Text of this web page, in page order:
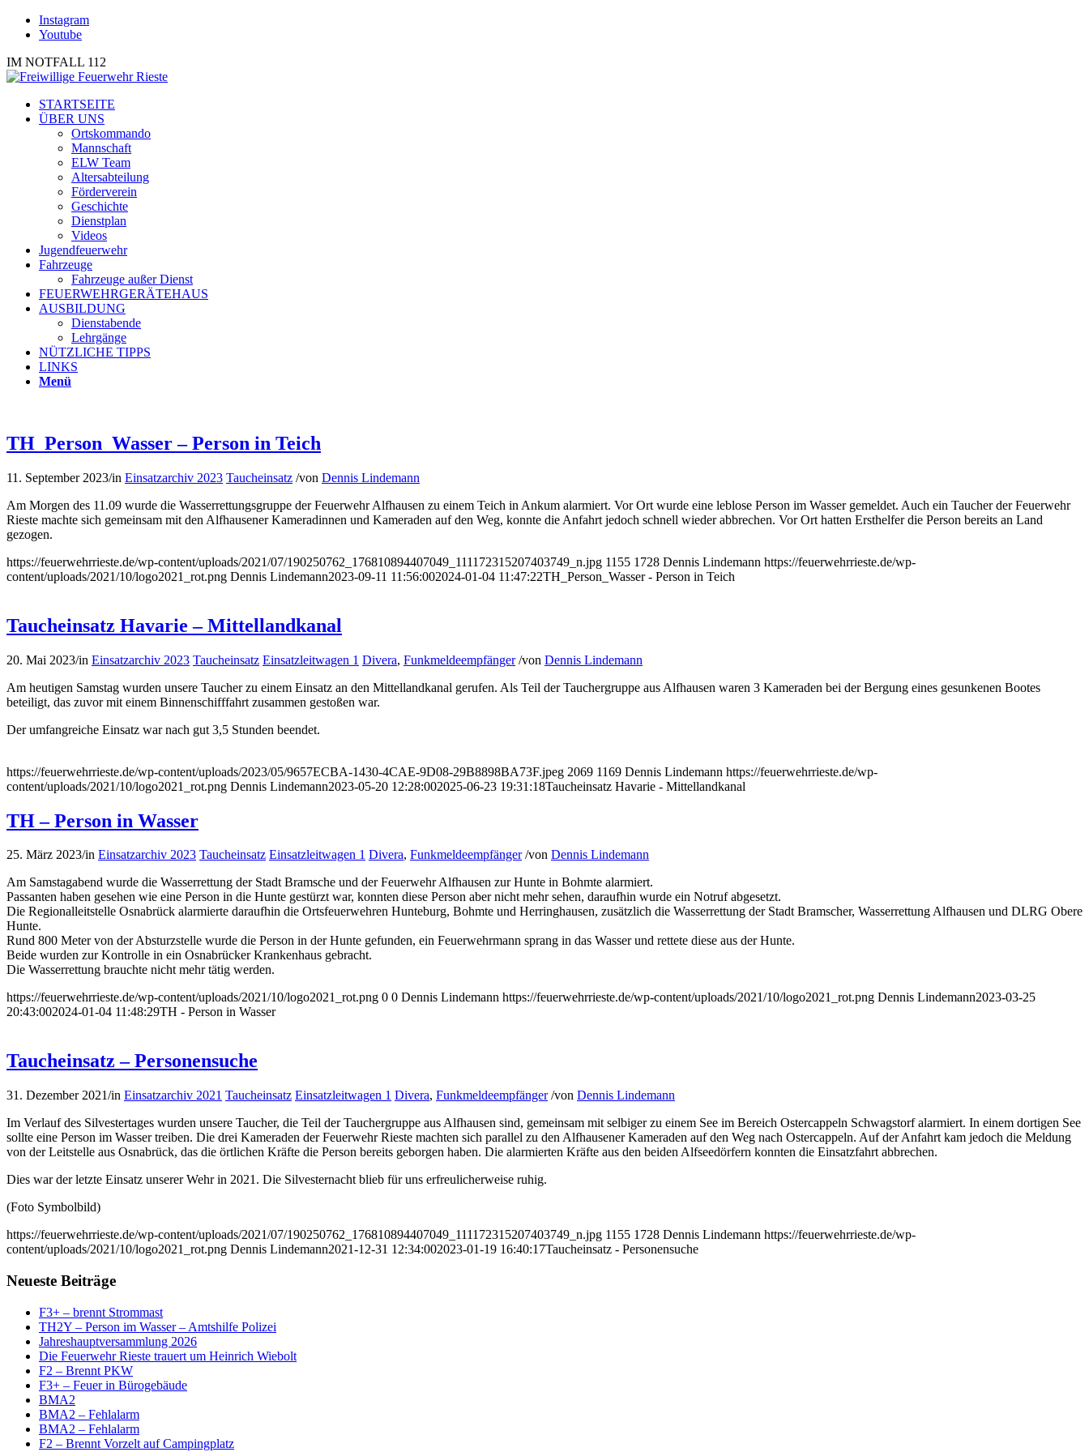
Instagram
Youtube
IM NOTFALL 112
STARTSEITE
ÜBER UNS
Ortskommando
Mannschaft
ELW Team
Altersabteilung
Förderverein
Geschichte
Dienstplan
Videos
Jugendfeuerwehr
Fahrzeuge
Fahrzeuge außer Dienst
FEUERWEHRGERÄTEHAUS
AUSBILDUNG
Dienstabende
Lehrgänge
NÜTZLICHE TIPPS
LINKS
Menü
TH_Person_Wasser – Person in Teich
11. September 2023/in Einsatzarchiv 2023 Taucheinsatz /von Dennis Lindemann
Am Morgen des 11.09 wurde die Wasserrettungsgruppe der Feuerwehr Alfhausen zu einem Teich in Ankum alarmiert. Vor Ort wurde eine leblose Person im Wasser gemeldet. Auch ein Taucher der Feuerwehr
Rieste machte sich gemeinsam mit den Alfhausener Kameradinnen und Kameraden auf den Weg, konnte die Anfahrt jedoch schnell wieder abbrechen. Vor Ort hatten Ersthelfer die Person bereits an Land
gezogen.
https://feuerwehrrieste.de/wp-content/uploads/2021/07/190250762_176810894407049_111172315207403749_n.jpg 1155 1728 Dennis Lindemann https://feuerwehrrieste.de/wp-
content/uploads/2021/10/logo2021_rot.png Dennis Lindemann2023-09-11 11:56:002024-01-04 11:47:22TH_Person_Wasser - Person in Teich
Taucheinsatz Havarie – Mittellandkanal
20. Mai 2023/in Einsatzarchiv 2023 Taucheinsatz Einsatzleitwagen 1 Divera, Funkmeldeempfänger /von Dennis Lindemann
Am heutigen Samstag wurden unsere Taucher zu einem Einsatz an den Mittellandkanal gerufen. Als Teil der Tauchergruppe aus Alfhausen waren 3 Kameraden bei der Bergung eines gesunkenen Bootes
beteiligt, das zuvor mit einem Binnenschifffahrt zusammen gestoßen war.
Der umfangreiche Einsatz war nach gut 3,5 Stunden beendet.
https://feuerwehrrieste.de/wp-content/uploads/2023/05/9657ECBA-1430-4CAE-9D08-29B8898BA73F.jpeg 2069 1169 Dennis Lindemann https://feuerwehrrieste.de/wp-
content/uploads/2021/10/logo2021_rot.png Dennis Lindemann2023-05-20 12:28:002025-06-23 19:31:18Taucheinsatz Havarie - Mittellandkanal
TH – Person in Wasser
25. März 2023/in Einsatzarchiv 2023 Taucheinsatz Einsatzleitwagen 1 Divera, Funkmeldeempfänger /von Dennis Lindemann
Am Samstagabend wurde die Wasserrettung der Stadt Bramsche und der Feuerwehr Alfhausen zur Hunte in Bohmte alarmiert.
Passanten haben gesehen wie eine Person in die Hunte gestürzt war, konnten diese Person aber nicht mehr sehen, daraufhin wurde ein Notruf abgesetzt.
Die Regionalleitstelle Osnabrück alarmierte daraufhin die Ortsfeuerwehren Hunteburg, Bohmte und Herringhausen, zusätzlich die Wasserrettung der Stadt Bramscher, Wasserrettung Alfhausen und DLRG Obere
Hunte.
Rund 800 Meter von der Absturzstelle wurde die Person in der Hunte gefunden, ein Feuerwehrmann sprang in das Wasser und rettete diese aus der Hunte.
Beide wurden zur Kontrolle in ein Osnabrücker Krankenhaus gebracht.
Die Wasserrettung brauchte nicht mehr tätig werden.
https://feuerwehrrieste.de/wp-content/uploads/2021/10/logo2021_rot.png 0 0 Dennis Lindemann https://feuerwehrrieste.de/wp-content/uploads/2021/10/logo2021_rot.png Dennis Lindemann2023-03-25
20:43:002024-01-04 11:48:29TH - Person in Wasser
Taucheinsatz – Personensuche
31. Dezember 2021/in Einsatzarchiv 2021 Taucheinsatz Einsatzleitwagen 1 Divera, Funkmeldeempfänger /von Dennis Lindemann
Im Verlauf des Silvestertages wurden unsere Taucher, die Teil der Tauchergruppe aus Alfhausen sind, gemeinsam mit selbiger zu einem See im Bereich Ostercappeln Schwagstorf alarmiert. In einem dortigen See
sollte eine Person im Wasser treiben. Die drei Kameraden der Feuerwehr Rieste machten sich parallel zu den Alfhausener Kameraden auf den Weg nach Ostercappeln. Auf der Anfahrt kam jedoch die Meldung
von der Leitstelle aus Osnabrück, das die örtlichen Kräfte die Person bereits geborgen haben. Die alarmierten Kräfte aus den beiden Alfseedörfern konnten die Einsatzfahrt abbrechen.
Dies war der letzte Einsatz unserer Wehr in 2021. Die Silvesternacht blieb für uns erfreulicherweise ruhig.
(Foto Symbolbild)
https://feuerwehrrieste.de/wp-content/uploads/2021/07/190250762_176810894407049_111172315207403749_n.jpg 1155 1728 Dennis Lindemann https://feuerwehrrieste.de/wp-
content/uploads/2021/10/logo2021_rot.png Dennis Lindemann2021-12-31 12:34:002023-01-19 16:40:17Taucheinsatz - Personensuche
Neueste Beiträge
F3+ – brennt Strommast
TH2Y – Person im Wasser – Amtshilfe Polizei
Jahreshauptversammlung 2026
Die Feuerwehr Rieste trauert um Heinrich Wiebolt
F2 – Brennt PKW
F3+ – Feuer in Bürogebäude
BMA2
BMA2 – Fehlalarm
BMA2 – Fehlalarm
F2 – Brennt Vorzelt auf Campingplatz